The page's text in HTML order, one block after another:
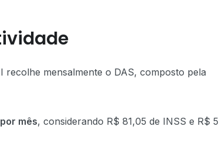
mensalmente o DAS, composto pela
mês, considerando R$ 81,05 de INSS e R$